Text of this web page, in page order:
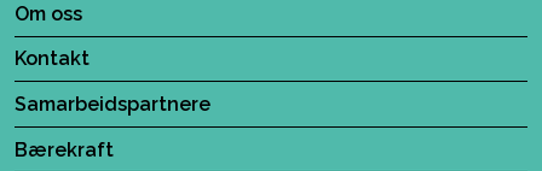
Om oss
Kontakt
Samarbeidspartnere
Bærekraft